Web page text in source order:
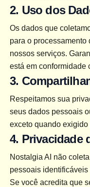
2. Uso dos
Os dados que
para o
nossos serviços.
está em conformidade
3.
Respeitamos sua
seus dados pessoais
exceto quando exigido
4. Privacidade
Nostalgia AI não
pessoais
Se você acredita que